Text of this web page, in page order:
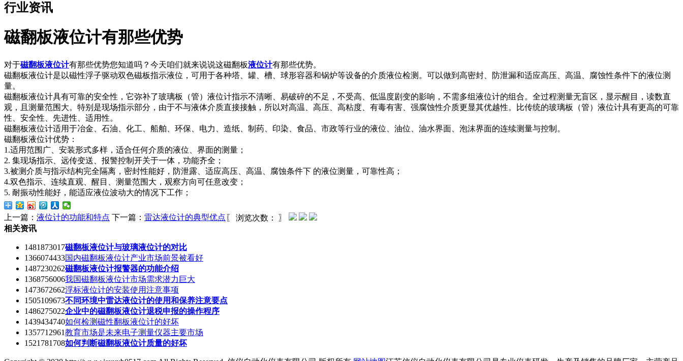
行业资讯
磁翻板液位计有那些优势
对于磁翻板液位计有那些优势您知道吗？今天咱们就来说说这磁翻板液位计有那些优势。
磁翻板液位计是以磁性浮子驱动双色磁板指示液位，可用于各种塔、罐、槽、球形容器和锅炉等设备的介质液位检测。可以做到高密封、防泄漏和适应高压、高温、腐蚀性条件下的液位测
量。
磁翻板液位计具有可靠的安全性，它弥补了玻璃板（管）液位计指示不清晰、易破碎的不足，不受高、低温度剧变的影响，不需多组液位计的组合。全过程测量无盲区，显示醒目，读数直
观，且测量范围大。特别是现场指示部分，由于不与液体介质直接接触，所以对高温、高压、高粘度、有毒有害、强腐蚀性介质更显其优越性。比传统的玻璃板（管）液位计具有更高的可靠
性、安全性、先进性、适用性。
磁翻板液位计适用于冶金、石油、化工、船舶、环保、电力、造纸、制药、印染、食品、市政等行业的液位、油位、油水界面、泡沫界面的连续测量与控制。
磁翻板液位计优势：
1.适用范围广、安装形式多样，适合任何介质的液位、界面的测量；
2. 集现场指示、远传变送、报警控制开关于一体，功能齐全；
3.被测介质与指示结构完全隔离，密封性能好，防泄露、适应高压、高温、腐蚀条件下 的液位测量，可靠性高；
4.双色指示、连续直观、醒目、测量范围大，观察方向可任意改变；
5. 耐振动性能好，能适应液位波动大的情况下工作；
上一篇： 液位计的功能和特点 下一篇： 雷达液位计的典型优点 〖 浏览次数：
〗
相关资讯
1481873017磁翻板液位计与玻璃液位计的对比
1366074433国内磁翻板液位计产业市场前景被看好
1487230262磁翻板液位计报警器的功能介绍
1368756006我国磁翻板液位计市场需求潜力巨大
1473672662浮标液位计的安装使用注意事项
1505109673不同环境中雷达液位计的使用和保养注意要点
1486275022企业中的磁翻板液位计退税申报的操作程序
1439434740如何检测磁性翻板液位计的好坏
1357712961教育市场是未来电子测量仪器主要市场
1521781708如何判断磁翻板液位计质量的好坏